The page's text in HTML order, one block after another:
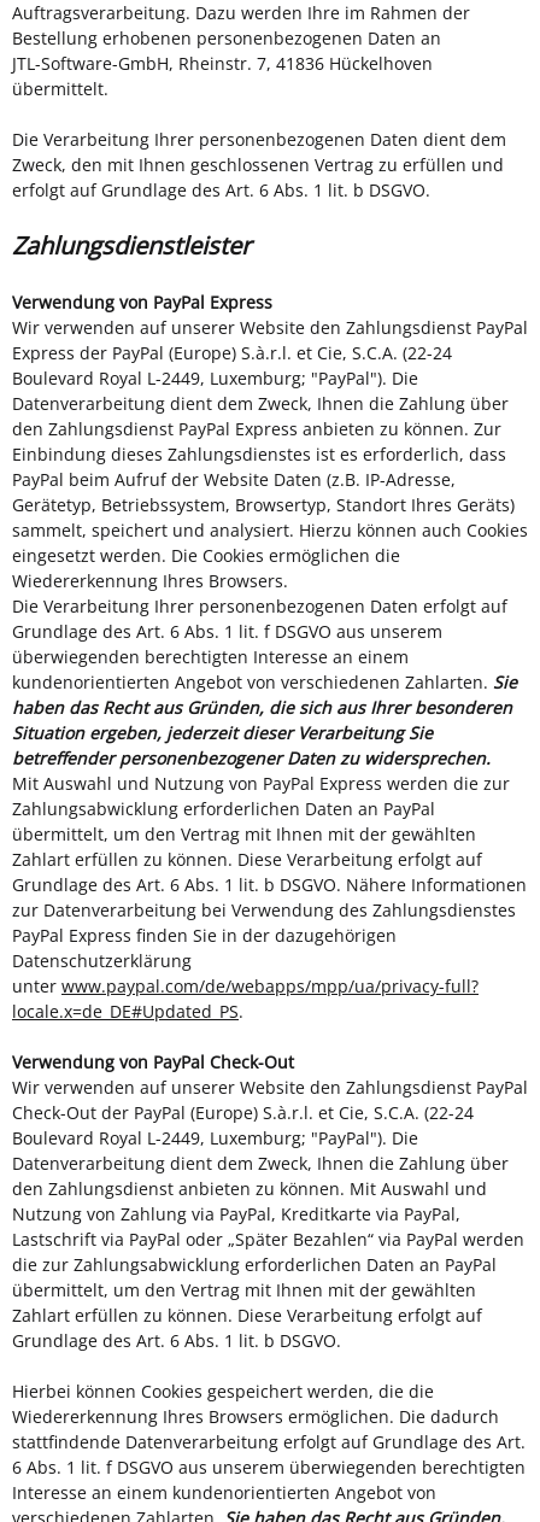
Auftragsverarbeitung. Dazu werden Ihre im Rahmen der
Bestellung erhobenen personenbezogenen Daten an
JTL-Software-GmbH, Rheinstr. 7, 41836 Hückelhoven
übermittelt.
Die Verarbeitung Ihrer personenbezogenen Daten dient dem
Zweck, den mit Ihnen geschlossenen Vertrag zu erfüllen und
erfolgt auf Grundlage des Art. 6 Abs. 1 lit. b DSGVO.
Zahlungsdienstleister
Verwendung von PayPal Express
Wir verwenden auf unserer Website den Zahlungsdienst PayPal
Express der PayPal (Europe) S.à.r.l. et Cie, S.C.A. (22-24
Boulevard Royal L-2449, Luxemburg; "PayPal"). Die
Datenverarbeitung dient dem Zweck, Ihnen die Zahlung über
den Zahlungsdienst PayPal Express anbieten zu können. Zur
Einbindung dieses Zahlungsdienstes ist es erforderlich, dass
PayPal beim Aufruf der Website Daten (z.B. IP-Adresse,
Gerätetyp, Betriebssystem, Browsertyp, Standort Ihres Geräts)
sammelt, speichert und analysiert. Hierzu können auch Cookies
eingesetzt werden. Die Cookies ermöglichen die
Wiedererkennung Ihres Browsers.
Die Verarbeitung Ihrer personenbezogenen Daten erfolgt auf
Grundlage des Art. 6 Abs. 1 lit. f DSGVO aus unserem
überwiegenden berechtigten Interesse an einem
kundenorientierten Angebot von verschiedenen Zahlarten. Sie
haben das Recht aus Gründen, die sich aus Ihrer besonderen
Situation ergeben, jederzeit dieser Verarbeitung Sie
betreffender personenbezogener Daten zu widersprechen.
Mit Auswahl und Nutzung von PayPal Express werden die zur
Zahlungsabwicklung erforderlichen Daten an PayPal
übermittelt, um den Vertrag mit Ihnen mit der gewählten
Zahlart erfüllen zu können. Diese Verarbeitung erfolgt auf
Grundlage des Art. 6 Abs. 1 lit. b DSGVO. Nähere Informationen
zur Datenverarbeitung bei Verwendung des Zahlungsdienstes
PayPal Express finden Sie in der dazugehörigen
Datenschutzerklärung
unter www.paypal.com/de/webapps/mpp/ua/privacy-full?
locale.x=de_DE#Updated_PS.
Verwendung von PayPal Check-Out
Wir verwenden auf unserer Website den Zahlungsdienst PayPal
Check-Out der PayPal (Europe) S.à.r.l. et Cie, S.C.A. (22-24
Boulevard Royal L-2449, Luxemburg; "PayPal"). Die
Datenverarbeitung dient dem Zweck, Ihnen die Zahlung über
den Zahlungsdienst anbieten zu können. Mit Auswahl und
Nutzung von Zahlung via PayPal, Kreditkarte via PayPal,
Lastschrift via PayPal oder „Später Bezahlen“ via PayPal werden
die zur Zahlungsabwicklung erforderlichen Daten an PayPal
übermittelt, um den Vertrag mit Ihnen mit der gewählten
Zahlart erfüllen zu können. Diese Verarbeitung erfolgt auf
Grundlage des Art. 6 Abs. 1 lit. b DSGVO.
Hierbei können Cookies gespeichert werden, die die
Wiedererkennung Ihres Browsers ermöglichen. Die dadurch
stattfindende Datenverarbeitung erfolgt auf Grundlage des Art.
6 Abs. 1 lit. f DSGVO aus unserem überwiegenden berechtigten
Interesse an einem kundenorientierten Angebot von